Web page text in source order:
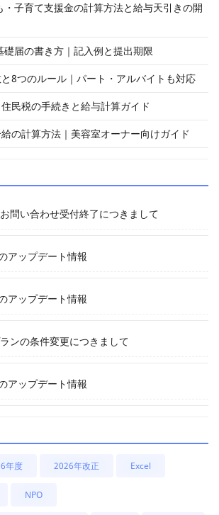
・子育て支援金の計算方法と給与天引きの開
礎届の書き方｜記入例と提出期限
8つのルール｜パート・アルバイトも対応
民税の手続きと給与計算ガイド
の計算方法｜美容室オーナー向けガイド
問い合わせ受付終了につきまして
アップデート情報
アップデート情報
ンの条件変更につきまして
アップデート情報
年度 2026年改正 Excel
NPO